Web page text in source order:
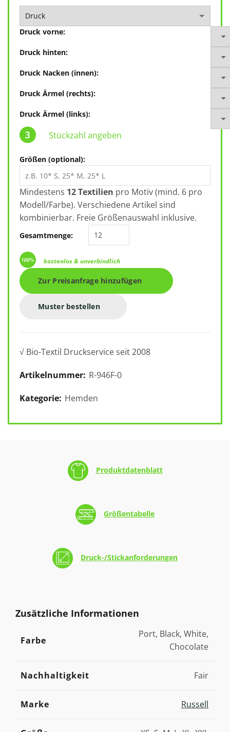
Druck vorne:
Druck hinten:
Druck Nacken (innen):
Druck Ärmel (rechts):
Druck Ärmel (links):
Stückzahl angeben
Größen (optional):
Mindestens 12 Textilien pro Motiv (mind. 6 pro
Modell/Farbe). Verschiedene Artikel sind
kombinierbar. Freie Größenauswahl inklusive.
Gesamtmenge:
kostenlos & unverbindlich
Muster bestellen
√ Bio-Textil Druckservice seit 2008
Artikelnummer: R-946F-0
Kategorie: Hemden
Produktdatenblatt
Größentabelle
Druck-/Stickanforderungen
Zusätzliche Informationen
Farbe
Port, Black, White,
Chocolate
Nachhaltigkeit Fair
Marke Russell